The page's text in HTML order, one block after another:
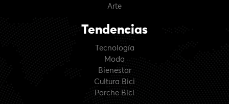
Arte
Tendencias
Tecnología
Moda
Bienestar
Cultura Bici
Parche Bici